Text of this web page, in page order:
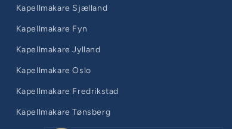
Kapellmakare Sjælland
Kapellmakare Fyn
Kapellmakare Jylland
Kapellmakare Oslo
Kapellmakare Fredrikstad
Kapellmakare Tønsberg